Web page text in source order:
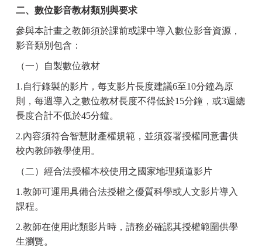
二、數位影音教材類別與要求
參與本計畫之教師須於課前或課中導入數位影音資源，
影音類別包含：
（一）自製數位教材
1.自行錄製的影片，每支影片長度建議6至10分鐘為原
則，每週導入之數位教材長度不得低於15分鐘，或3週總
長度合計不低於45分鐘。
2.內容須符合智慧財產權規範，並須簽署授權同意書供
校內教師教學使用。
（二）經合法授權本校使用之國家地理頻道影片
1.教師可運用具備合法授權之優質科學或人文影片導入
課程。
2.教師在使用此類影片時，請務必確認其授權範圍供學
生瀏覽。